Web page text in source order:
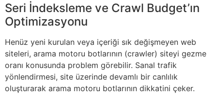
Seri İndeksleme ve Crawl Budget’ın
Optimizasyonu
Henüz yeni kurulan veya içeriği sık değişmeyen web
siteleri, arama motoru botlarının (crawler) siteyi gezme
oranı konusunda problem görebilir. Sanal trafik
yönlendirmesi, site üzerinde devamlı bir canlılık
oluşturarak arama motoru botlarının dikkatini çeker.